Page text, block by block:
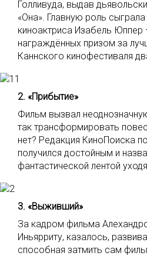
Голливуда, выдав
«Она». Главную роль
киноактриса Изабель Юппер
награждённых призом за
Каннского кинофестиваля
2. «Прибытие»
Фильм вызвал
так трансформировать
нет? Редакция КиноПоиска
получился достойным и
фантастической лентой
3. «Выживший»
За кадром фильма
Иньярриту, казалось,
способная затмить сам